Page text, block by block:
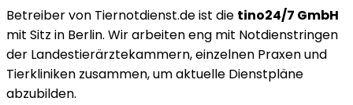
Betreiber von Tiernotdienst.de ist die tino24/7 GmbH
mit Sitz in Berlin. Wir arbeiten eng mit Notdienstringen
der Landestierärztekammern, einzelnen Praxen und
Tierkliniken zusammen, um aktuelle Dienstpläne
abzubilden.